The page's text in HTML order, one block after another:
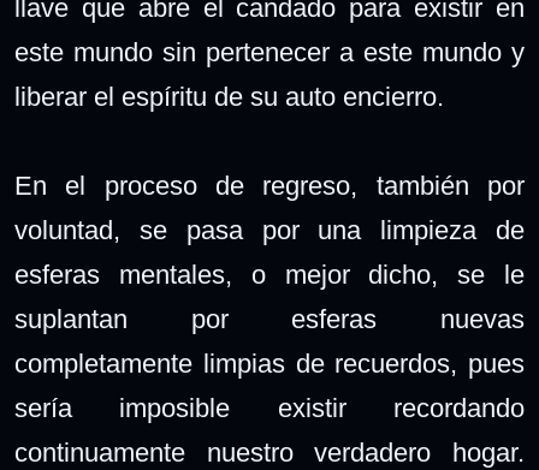
llave que abre el candado para existir en
este mundo sin pertenecer a este mundo y
liberar el espíritu de su auto encierro.
En el proceso de regreso, también por
voluntad, se pasa por una limpieza de
esferas mentales, o mejor dicho, se le
suplantan por esferas nuevas
completamente limpias de recuerdos, pues
sería imposible existir recordando
continuamente nuestro verdadero hogar.